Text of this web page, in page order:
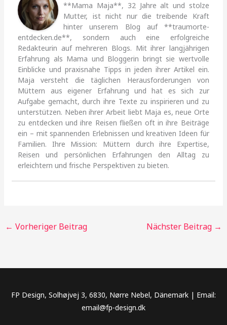
**Mama Maja**, 32 Jahre alt und stolze
Mutter, ist nicht nur die treibende Kraft
hinter unserem Blog auf **traumorte-
entdecken.de**, sondern auch eine erfolgreiche
Redakteurin auf mehreren Blogs. Mit ihrer langjährigen
Erfahrung als Mama und Bloggerin bringt sie wertvolle
Einblicke und praxisnahe Tipps in jeden ihrer Artikel ein.
Maja versteht die täglichen Herausforderungen von
Müttern aus eigener Erfahrung und hat es sich zur
Aufgabe gemacht, durch ihre Texte zu inspirieren und zu
unterstützen. Neben ihrer Arbeit liebt Maja es, neue Orte
zu entdecken und ihre Reisen fließen oft in ihre Beiträge
ein – mit spannenden Erlebnissen und kreativen Ideen für
Familien. Ihre Mission: Müttern durch ihre Expertise,
Reisen und persönlichen Erfahrungen den Alltag zu
erleichtern und frische Perspektiven zu bieten.
← Vorheriger Beitrag Nächster Beitrag →
FP Design, Solhøjvej 3, 6830, Nørre Nebel, Dänemark | Email:
email@fp-design.dk